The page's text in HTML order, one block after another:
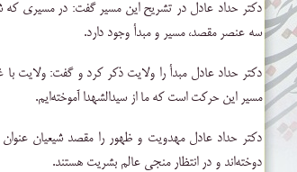
دکتر حداد عادل در تشریح این مسیر گفت: در مسیری
سه عنصر مقصد، مسیر و مبدأ وجود دارد.
دکتر حداد عادل مبدأ را ولایت ذکر کرد و گفت: ولایت
مسیر این حرکت است که ما از سیدالشهدا آموخته‌ایم.
دکتر حداد عادل مهدویت و ظهور را مقصد شیعیان
دوخته‌اند و در انتظار منجی عالم بشریت هستند.